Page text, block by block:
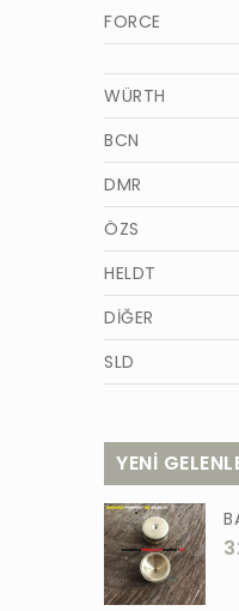
FORCE
WÜRTH
BCN
DMR
ÖZS
HELDT
DİĞER
SLD
TİĞON
WACKER
GÜNER
YENİ